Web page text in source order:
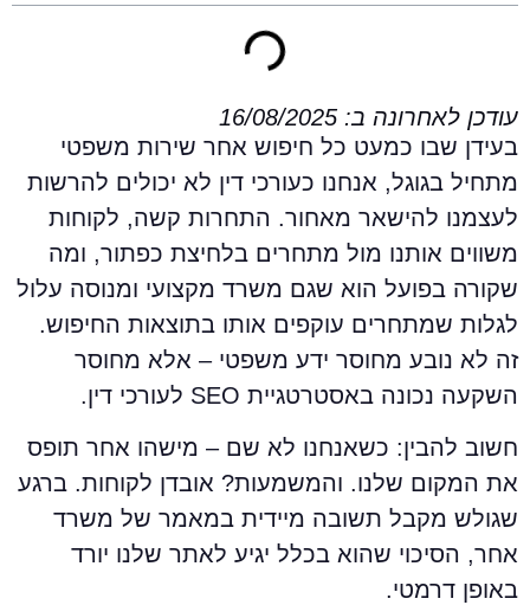
עודכן לאחרונה ב: 16/08/2025
בעידן שבו כמעט כל חיפוש אחר שירות משפטי
מתחיל בגוגל, אנחנו כעורכי דין לא יכולים להרשות
לעצמנו להישאר מאחור. התחרות קשה, לקוחות
משווים אותנו מול מתחרים בלחיצת כפתור, ומה
שקורה בפועל הוא שגם משרד מקצועי ומנוסה עלול
לגלות שמתחרים עוקפים אותו בתוצאות החיפוש.
זה לא נובע מחוסר ידע משפטי – אלא מחוסר
השקעה נכונה באסטרטגיית SEO לעורכי דין.
חשוב להבין: כשאנחנו לא שם – מישהו אחר תופס
את המקום שלנו. והמשמעות? אובדן לקוחות. ברגע
שגולש מקבל תשובה מיידית במאמר של משרד
אחר, הסיכוי שהוא בכלל יגיע לאתר שלנו יורד
באופן דרמטי.